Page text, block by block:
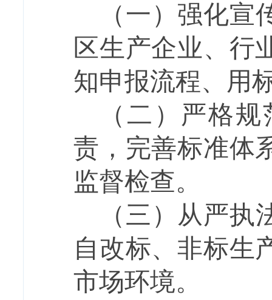
（一）强化宣
区生产企业、行
知申报流程、用
（二）严格
责，完善标准体
监督检查。
（三）从严执
自改标、非标生
市场环境。